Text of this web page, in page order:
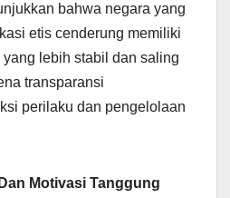
bahwa negara yang
etis cenderung memiliki
lebih stabil dan saling
transparansi
perilaku dan pengelolaan
Motivasi Tanggung